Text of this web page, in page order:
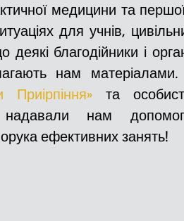
медицини та
для учнів,
благодійники і
нам
та
надавали нам
ефективних занять!